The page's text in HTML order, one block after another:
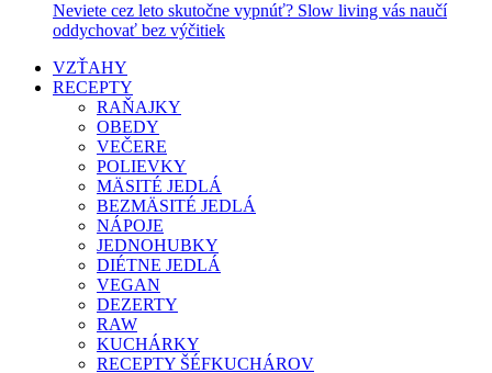
Neviete cez leto skutočne vypnúť? Slow living vás naučí
oddychovať bez výčitiek
VZŤAHY
RECEPTY
RAŇAJKY
OBEDY
VEČERE
POLIEVKY
MÄSITÉ JEDLÁ
BEZMÄSITÉ JEDLÁ
NÁPOJE
JEDNOHUBKY
DIÉTNE JEDLÁ
VEGAN
DEZERTY
RAW
KUCHÁRKY
RECEPTY ŠÉFKUCHÁROV